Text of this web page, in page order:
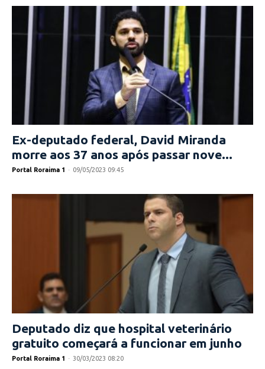
Ex-deputado federal, David Miranda
morre aos 37 anos após passar nove...
Portal Roraima 1 - 09/05/2023 09:45
Deputado diz que hospital veterinário
gratuito começará a funcionar em junho
Portal Roraima 1 - 30/03/2023 08:20